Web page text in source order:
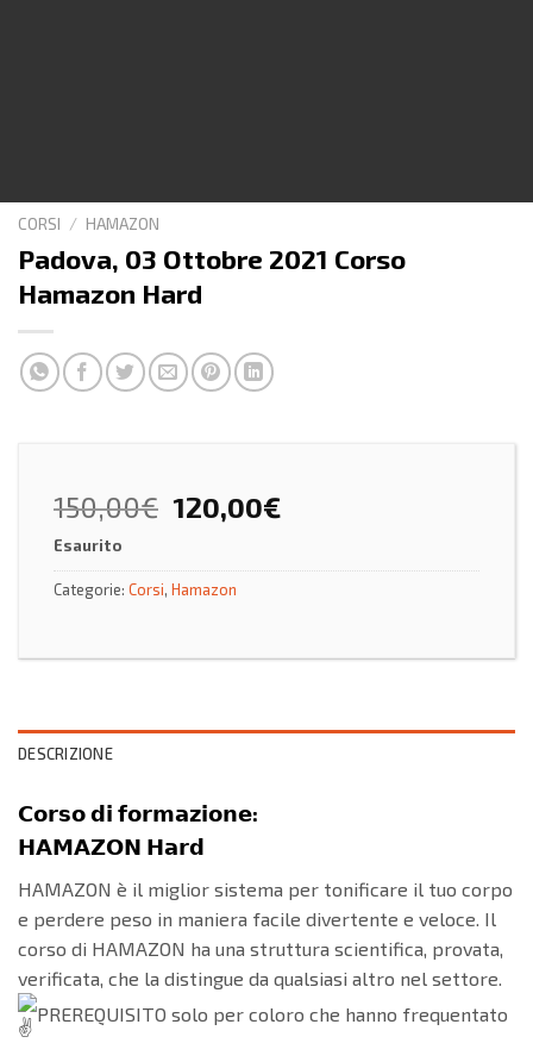
CORSI / HAMAZON
Padova, 03 Ottobre 2021 Corso
Hamazon Hard
150,00€ 120,00€
Esaurito
Categorie: Corsi, Hamazon
DESCRIZIONE
𝗖𝗼𝗿𝘀𝗼 𝗱𝗶 𝗳𝗼𝗿𝗺𝗮𝘇𝗶𝗼𝗻𝗲:
𝗛𝗔𝗠𝗔𝗭𝗢𝗡 𝗛𝗮𝗿𝗱
HAMAZON è il miglior sistema per tonificare il tuo corpo
e perdere peso in maniera facile divertente e veloce. Il
corso di HAMAZON ha una struttura scientifica, provata,
verificata, che la distingue da qualsiasi altro nel settore.
PREREQUISITO solo per coloro che hanno frequentato